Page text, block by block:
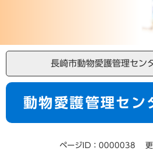
長崎市動物愛護管理セン
本
動物愛護管理セン
ページID：0000038